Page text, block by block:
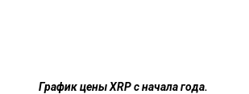
График цены XRP с начала года.